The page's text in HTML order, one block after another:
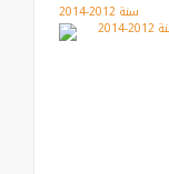
سنة 2012-2014